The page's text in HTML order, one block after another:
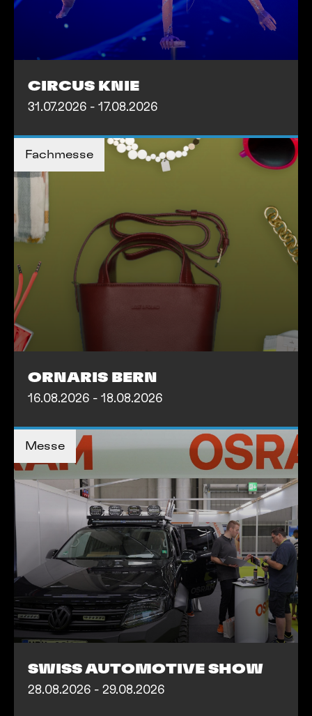
Partnerschaften
CIRCUS KNIE
31.07.2026 - 17.08.2026
Fachmesse
TICKETS KAUFEN
MEHR INFOS
ORNARIS BERN
16.08.2026 - 18.08.2026
Messe
TICKETS KAUFEN
MEHR INFOS
MEHR INFOS
SWISS AUTOMOTIVE SHOW
28.08.2026 - 29.08.2026